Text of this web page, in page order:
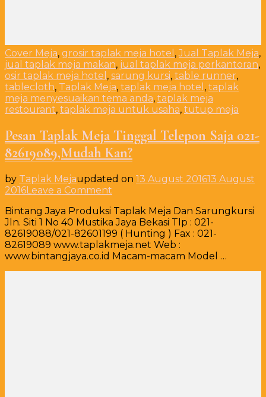
Cover Meja, grosir taplak meja hotel ,Jual Taplak Meja,
jual taplak meja makan, jual taplak meja perkantoran,
osir taplak meja hotel , sarung kursi, table runner,
tablecloth, Taplak Meja, taplak meja hotel , taplak
meja menyesuaikan tema anda, taplak meja
restourant, taplak meja untuk usaha, tutup meja
Pesan Taplak Meja Tinggal Telepon Saja 021-
82619089,Mudah Kan?
by Taplak Mejaupdated on 13 August 201613 August
2016Leave a Comment
Taplak
Meja
Tinggal
Telepon
Saja
021-
Bintang Jaya Produksi Taplak Meja Dan Sarungkursi
Jln. Siti 1 No 40 Mustika Jaya Bekasi Tlp : 021-
82619088/021-82601199 ( Hunting ) Fax : 021-
82619089 www.taplakmeja.net Web :
www.bintangjaya.co.id Macam-macam Model …